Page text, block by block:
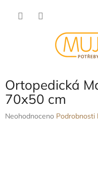
Ortopedická
70x50 cm
Průměrné
Neohodnoceno Podrobnosti